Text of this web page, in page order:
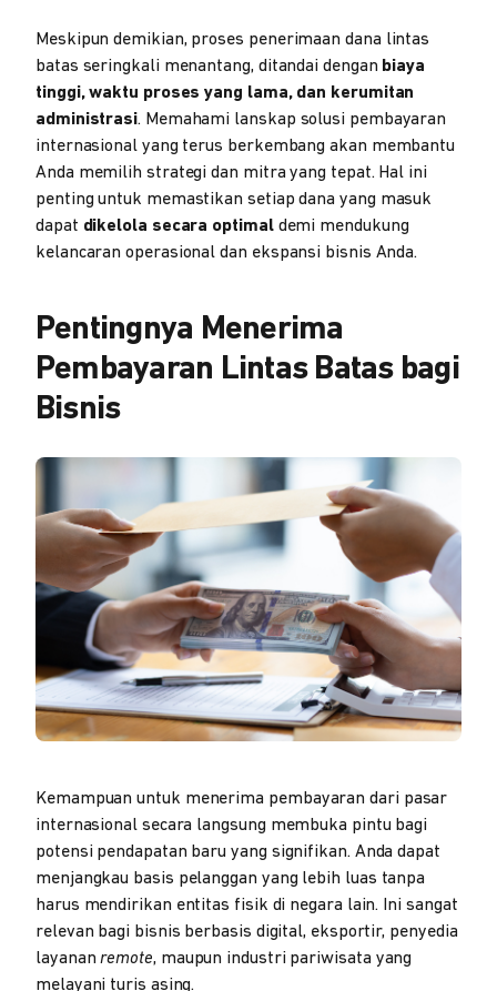
Meskipun demikian, proses penerimaan dana lintas
batas seringkali menantang, ditandai dengan biaya
tinggi, waktu proses yang lama, dan kerumitan
administrasi. Memahami lanskap solusi pembayaran
internasional yang terus berkembang akan membantu
Anda memilih strategi dan mitra yang tepat. Hal ini
penting untuk memastikan setiap dana yang masuk
dapat dikelola secara optimaldemi mendukung
kelancaran operasional dan ekspansi bisnis Anda.
Pentingnya Menerima
Pembayaran Lintas Batas bagi
Bisnis
Kemampuan untuk menerima pembayaran dari pasar
internasional secara langsung membuka pintu bagi
potensi pendapatan baru yang signifikan. Anda dapat
menjangkau basis pelanggan yang lebih luas tanpa
harus mendirikan entitas fisik di negara lain. Ini sangat
relevan bagi bisnis berbasis digital, eksportir, penyedia
layananremote, maupun industri pariwisata yang
melayani turis asing.